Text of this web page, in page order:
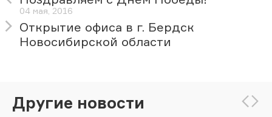
04 мая, 2016
Открытие офиса в г. Бердск
Новосибирской области
Другие новости